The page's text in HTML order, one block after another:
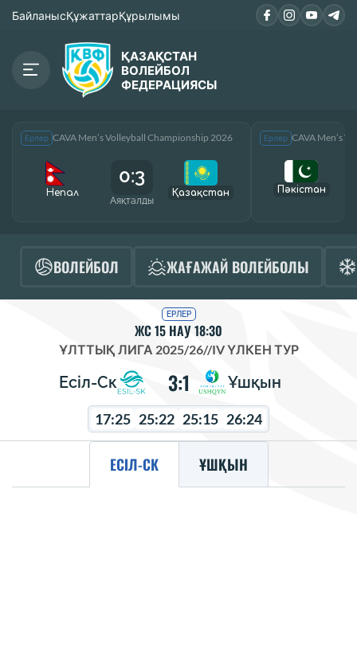
БайланысҚұжаттарҚұрылымы
ҚАЗАҚСТАН
ВОЛЕЙБОЛ
ФЕДЕРАЦИЯСЫ
Ерлер CAVA Men’s Volleyball Championship 2026
Непал
0:3
Аяқталды
Қазақcтан
Ерлер CAVA Men’s
Пәкістан
ВОЛЕЙБОЛ ЖАҒАЖАЙ ВОЛЕЙБОЛЫ
ЕРЛЕР
ЖС 15 НАУ 18:30
ҰЛТТЫҚ ЛИГА 2025/26//IV ҮЛКЕН ТУР
Есіл-Ск 3:1 Ұшқын
17:25 25:22 25:15 26:24
ЕСІЛ-СК ҰШҚЫН